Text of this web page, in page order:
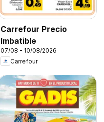
Carrefour Precio
Imbatible
07/08 - 10/08/2026
Carrefour